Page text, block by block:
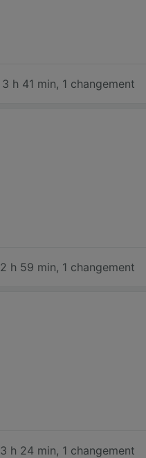
3 h 41 min, 1 changement
2 h 59 min, 1 changement
3 h 24 min, 1 changement